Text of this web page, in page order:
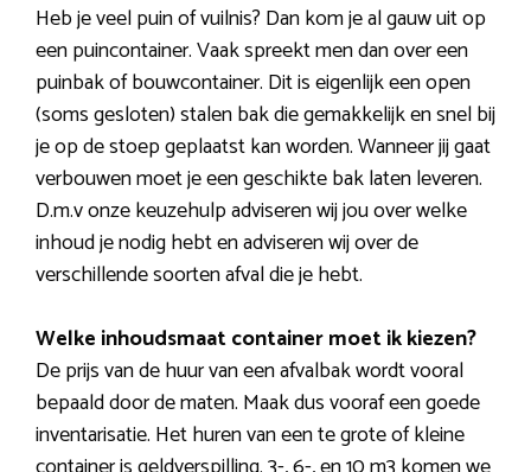
Heb je veel puin of vuilnis? Dan kom je al gauw uit op
een puincontainer. Vaak spreekt men dan over een
puinbak of bouwcontainer. Dit is eigenlijk een open
(soms gesloten) stalen bak die gemakkelijk en snel bij
je op de stoep geplaatst kan worden. Wanneer jij gaat
verbouwen moet je een geschikte bak laten leveren.
D.m.v onze keuzehulp adviseren wij jou over welke
inhoud je nodig hebt en adviseren wij over de
verschillende soorten afval die je hebt.
Welke inhoudsmaat container moet ik kiezen?
De prijs van de huur van een afvalbak wordt vooral
bepaald door de maten. Maak dus vooraf een goede
inventarisatie. Het huren van een te grote of kleine